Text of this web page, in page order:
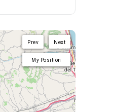
Next
Prev
My Position